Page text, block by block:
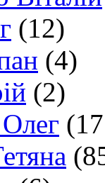
(12)
(4)
(2)